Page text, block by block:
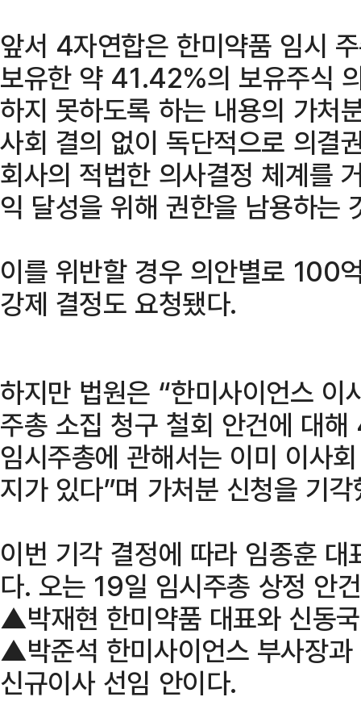
앞서 4자연합은 한미약품 임시
보유한 약 41.42%의 보유주식
하지 못하도록 하는 내용의 가처
사회 결의 없이 독단적으로 의결
회사의 적법한 의사결정 체계를
익 달성을 위해 권한을 남용하는
이를 위반할 경우 의안별로 100
강제 결정도 요청됐다.
하지만 법원은 “한미사이언스
주총 소집 청구 철회 안건에 대
임시주총에 관해서는 이미 이사
지가 있다”며 가처분 신청을 기
이번 기각 결정에 따라 임종훈
다. 오는 19일 임시주총 상정 안
▲박재현 한미약품 대표와 신동
▲박준석 한미사이언스 부사장
신규이사 선임 안이다.